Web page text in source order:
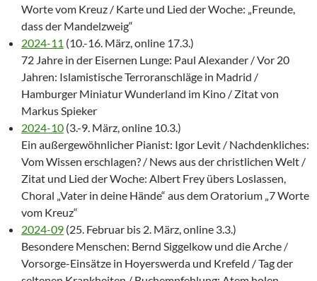
Worte vom Kreuz / Karte und Lied der Woche: „Freunde,
dass der Mandelzweig“
2024-11 (10.-16. März, online 17.3.)
72 Jahre in der Eisernen Lunge: Paul Alexander / Vor 20
Jahren: Islamistische Terroranschläge in Madrid /
Hamburger Miniatur Wunderland im Kino / Zitat von
Markus Spieker
2024-10 (3.-9. März, online 10.3.)
Ein außergewöhnlicher Pianist: Igor Levit / Nachdenkliches:
Vom Wissen erschlagen? / News aus der christlichen Welt /
Zitat und Lied der Woche: Albert Frey übers Loslassen,
Choral „Vater in deine Hände“ aus dem Oratorium „7 Worte
vom Kreuz“
2024-09 (25. Februar bis 2. März, online 3.3.)
Besondere Menschen: Bernd Siggelkow und die Arche /
Vorsorge-Einsätze in Hoyerswerda und Krefeld / Tag der